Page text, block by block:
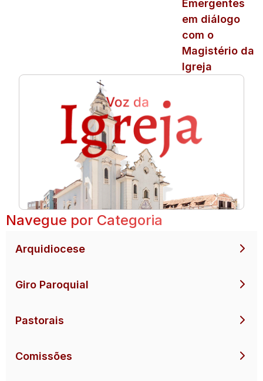
Emergentes
em diálogo
com o
Magistério da
Igreja
Navegue por Categoria
Arquidiocese
Giro Paroquial
Pastorais
Comissões